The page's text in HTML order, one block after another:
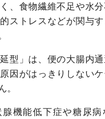
、食物繊維不足や水
ストレスなどが関与す
型」は、便の大腸内通
因がはっきりしない
。
腺機能低下症や糖尿病